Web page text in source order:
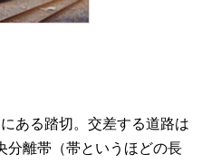
ある踏切。交差する道路は
分離帯（帯というほどの長